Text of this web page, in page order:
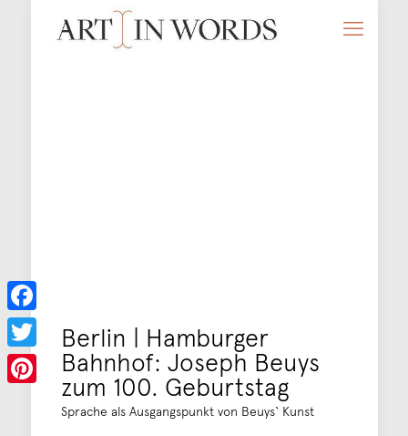
Berlin | Hamburger
Bahnhof: Joseph Beuys
zum 100. Geburtstag
Sprache als Ausgangspunkt von Beuys‘ Kunst
Facebook
Twitter